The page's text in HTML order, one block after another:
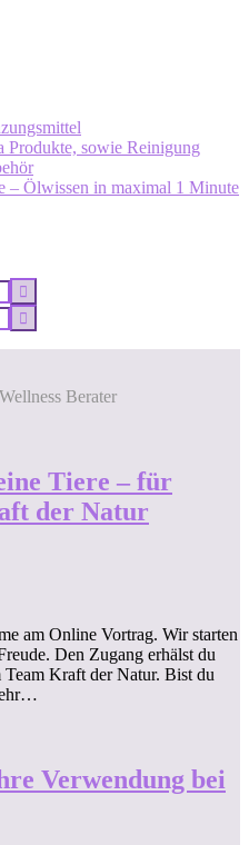
Produkte, sowie Reinigung
– Ölwissen in maximal 1 Minute
Berater
Tiere – für
der Natur
am Online Vortrag. Wir starten
Den Zugang erhälst du
Kraft der Natur. Bist du
Verwendung bei